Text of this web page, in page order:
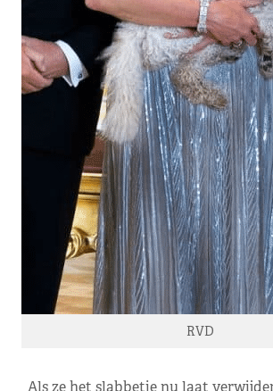
RVD
Als ze het slabbetje nu laat